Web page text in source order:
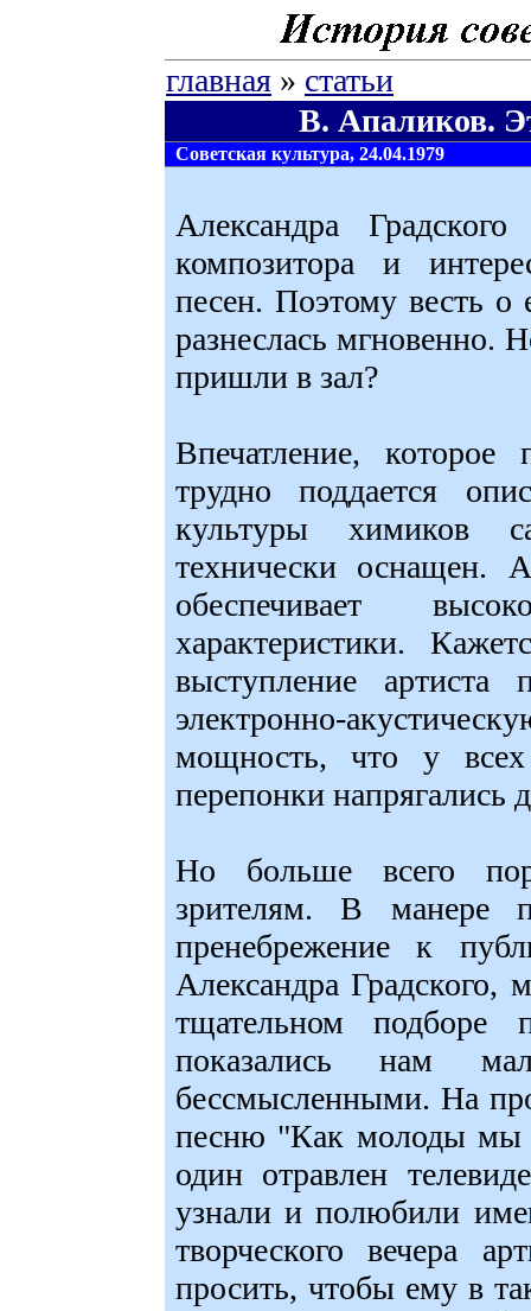
главная » статьи
В. Апаликов.
Советская культура, 24.04.1979
Александра
композитора и
песен. Поэтому весть о
разнеслась мгновенно.
пришли в зал?
Впечатление, которое
трудно поддается
культуры химиков
технически оснащен.
обеспечивает
характеристики.
выступление
электронно-
мощность, что у
перепонки напрягались
Но больше всего
зрителям. В манере
пренебрежение к
Александра Градского,
тщательном подборе
показались нам
бессмысленными. На
песню "Как молоды мы
один отравлен
узнали и полюбили
творческого вечера
просить, чтобы ему в